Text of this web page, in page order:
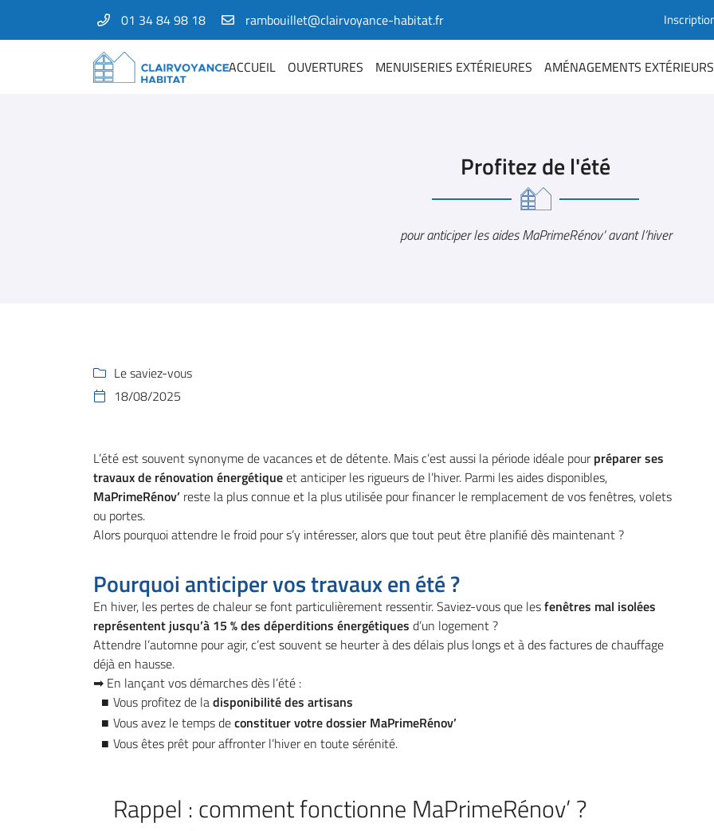
01 34 84 98 18
ACCUEIL OUVERTURES MENUISERIES EXTÉRIEURES AMÉNAGEMENTS EXTÉRIEURS
1 Bis rue Amelia Earhart
78125 Gazeran
01 34 84 98 18
Code Captcha
Rafraîchir le captcha
email indiqué ci-dessus. Vous pouvez vous désinscrire à tout moment en utilisantle formulaire
Inscription
Profitez de l'été
pour anticiper les aides MaPrimeRénov’ avant l’hiver
 Le saviez-vous
 18/08/2025
L’été est souvent synonyme de vacances et de détente. Mais c’est aussi la période idéale pourpréparer ses
travaux de rénovation énergétiqueet anticiper les rigueurs de l’hiver. Parmi les aides disponibles,
MaPrimeRénov’ reste la plus connue et la plus utilisée pour financer le remplacement de vos fenêtres, volets
ou portes.
Alors pourquoi attendre le froid pour s’y intéresser, alors que tout peut être planifié dès maintenant ?
Pourquoi anticiper vos travaux en été ?
En hiver, les pertes de chaleur se font particulièrement ressentir. Saviez-vous que lesfenêtres mal isolées
représentent jusqu’à 15 % des déperditions énergétiques d’un logement ?
Attendre l’automne pour agir, c’est souvent se heurter à des délais plus longs et à des factures de chauffage
déjà en hausse.
➡ En lançant vos démarches dès l’été :
Vous profitez de ladisponibilité des artisans
Vous avez le temps deconstituer votre dossier MaPrimeRénov’
Vous êtes prêt pour affronter l’hiver en toute sérénité.
Rappel : comment fonctionne MaPrimeRénov’ ?